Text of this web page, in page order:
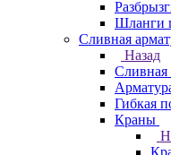
Шланги
Сливная
Назад
Сливная
Гибкая
Краны